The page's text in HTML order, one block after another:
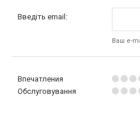
Введіть email:
Ваш e-
Впечатления
Обслуговування